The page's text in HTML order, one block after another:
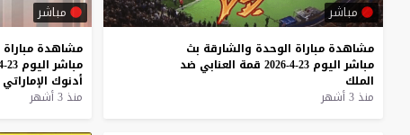
مباشر
مشاهدة مباراة الوحدة والشارقة بث
مباشر اليوم 23-4-2026 قمة العنابي ضد
الملك
منذ 3 أشهر
مباشر
مشاهدة مباراة
مباشر اليوم 23-4-2026
أدنوك الإماراتي
منذ 3 أشهر